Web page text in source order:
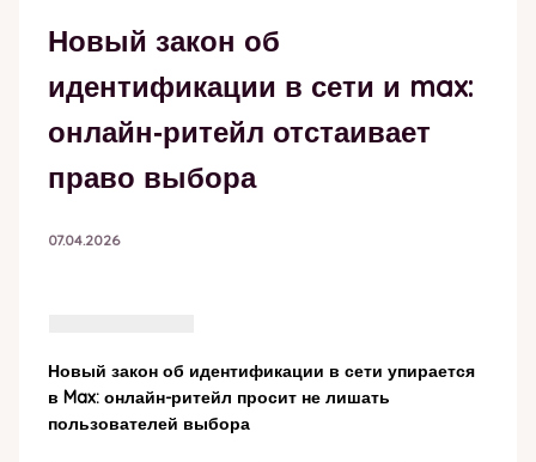
Новый закон об
идентификации в сети и max:
онлайн‑ритейл отстаивает
право выбора
07.04.2026
Новый закон об идентификации в сети упирается
в Max: онлайн-ритейл просит не лишать
пользователей выбора